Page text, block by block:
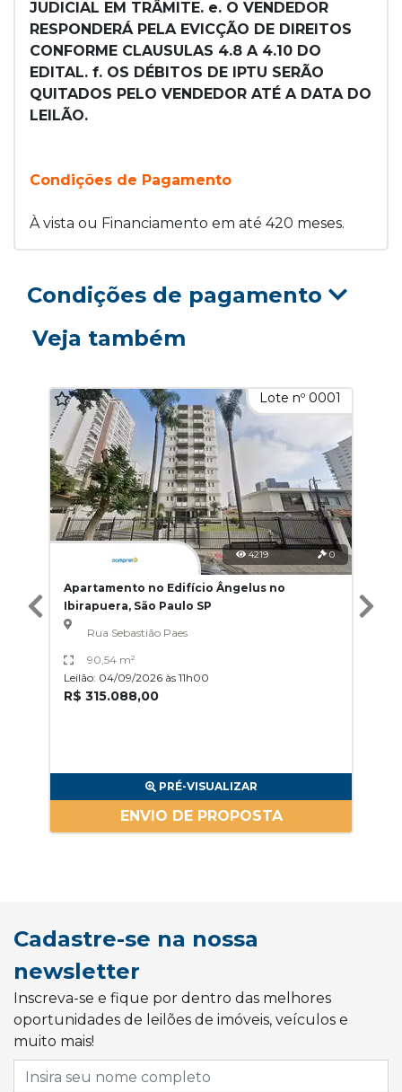
JUDICIAL EM TRÂMITE. e. O VENDEDOR
RESPONDERÁ PELA EVICÇÃO DE DIREITOS
CONFORME CLAUSULAS 4.8 A 4.10 DO
EDITAL. f. OS DÉBITOS DE IPTU SERÃO
QUITADOS PELO VENDEDOR ATÉ A DATA DO
LEILÃO.
Condições de Pagamento
À vista ou Financiamento em até 420 meses.
Condições de pagamento
Veja também
Lote nº 0001
4219 0
Apartamento no Edifício Ângelus no
Ibirapuera, São Paulo SP
Rua Sebastião Paes
90,54 m²
Leilão: 04/09/2026 às 11h00
R$ 315.088,00
PRÉ-VISUALIZAR
ENVIO DE PROPOSTA
Cadastre-se na nossa
newsletter
Inscreva-se e fique por dentro das melhores
oportunidades de leilões de imóveis, veículos e
muito mais!